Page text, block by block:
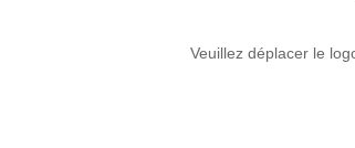
Veuillez déplacer le